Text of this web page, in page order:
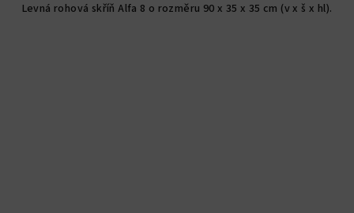
z
Levná rohová skříň Alfa 8 o rozměru 90 x 35 x 35 cm (v x š x hl).